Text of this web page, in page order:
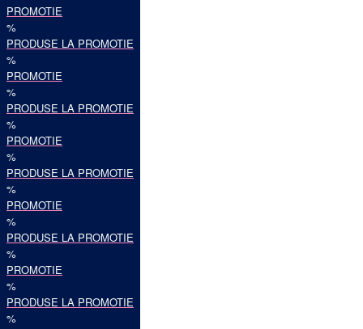
PROMOTIE
%
PRODUSE LA PROMOTIE
%
PROMOTIE
%
PRODUSE LA PROMOTIE
%
PROMOTIE
%
PRODUSE LA PROMOTIE
%
PROMOTIE
%
PRODUSE LA PROMOTIE
%
PROMOTIE
%
PRODUSE LA PROMOTIE
%